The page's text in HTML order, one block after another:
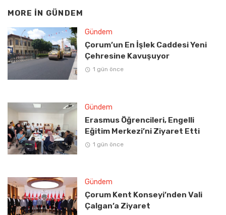
MORE IN GÜNDEM
Gündem
Çorum’un En İşlek Caddesi Yeni
Çehresine Kavuşuyor
1 gün önce
Gündem
Erasmus Öğrencileri, Engelli
Eğitim Merkezi’ni Ziyaret Etti
1 gün önce
Gündem
Çorum Kent Konseyi’nden Vali
Çalgan’a Ziyaret